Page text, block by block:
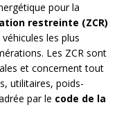
pour la
restreinte (ZCR)
les plus
Les ZCR sont
et concernent tout
utilitaires, poids-
par le code de la